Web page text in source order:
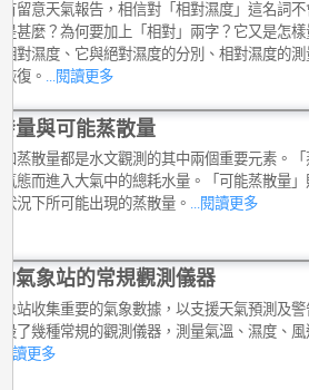
留意天氣報告，相信對「相對濕度」這名詞
甚麼？為何要加上「相對」兩字？它又是怎
對濕度、它與絕對濕度的分別、相對濕度的
復。 ...閱讀更多
量與可能蒸散量
蒸散量都是水文觀測的其中兩個重要元素。
態而進入大氣中的總耗水量。「可能蒸散量
況下所可能出現的蒸散量。 ...閱讀更多
氣象站的常規觀測儀器
站收集重要的氣象數據，以支援天氣預測及
了幾種常規的觀測儀器，測量氣溫、濕度、
讀更多